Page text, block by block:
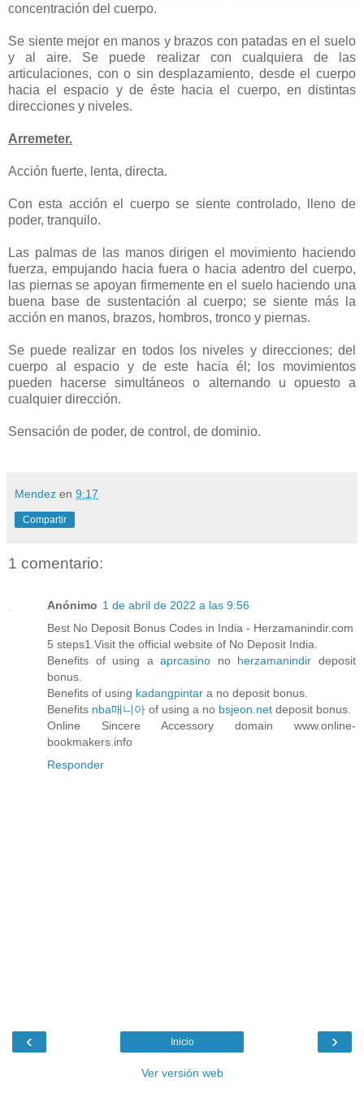
concentración del cuerpo.
Se siente mejor en manos y brazos con patadas en el suelo
y al aire. Se puede realizar con cualquiera de las
articulaciones, con o sin desplazamiento, desde el cuerpo
hacia el espacio y de éste hacia el cuerpo, en distintas
direcciones y niveles.
Arremeter.
Acción fuerte, lenta, directa.
Con esta acción el cuerpo se siente controlado, lleno de
poder, tranquilo.
Las palmas de las manos dirigen el movimiento haciendo
fuerza, empujando hacia fuera o hacia adentro del cuerpo,
las piernas se apoyan firmemente en el suelo haciendo una
buena base de sustentación al cuerpo; se siente más la
acción en manos, brazos, hombros, tronco y piernas.
Se puede realizar en todos los niveles y direcciones; del
cuerpo al espacio y de este hacia él; los movimientos
pueden hacerse simultáneos o alternando u opuesto a
cualquier dirección.
Sensación de poder, de control, de dominio.
Mendez en 9:17
Compartir
1 comentario:
Anónimo 1 de abril de 2022 a las 9:56
Best No Deposit Bonus Codes in India - Herzamanindir.com
5 steps1.Visit the official website of No Deposit India.
Benefits of using aaprcasino no herzamanindir deposit
bonus.
Benefits of using kadangpintar a no deposit bonus.
Benefits nba매니아 of using a no bsjeon.net deposit bonus.
Online Sincere Accessory domain www.online-
bookmakers.info
Responder
‹ ›
Inicio
Ver versión web